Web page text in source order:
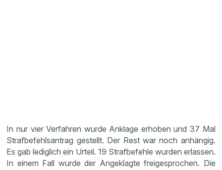
In nur vier Verfahren wurde Anklage erhoben und 37 Mal
Strafbefehlsantrag gestellt. Der Rest war noch anhängig.
Es gab lediglich ein Urteil. 19 Strafbefehle wurden erlassen.
In einem Fall wurde der Angeklagte freigesprochen. Die